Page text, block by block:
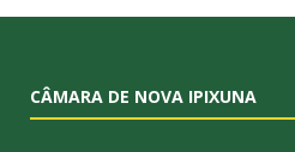
CÂMARA DE NOVA IPIXUNA